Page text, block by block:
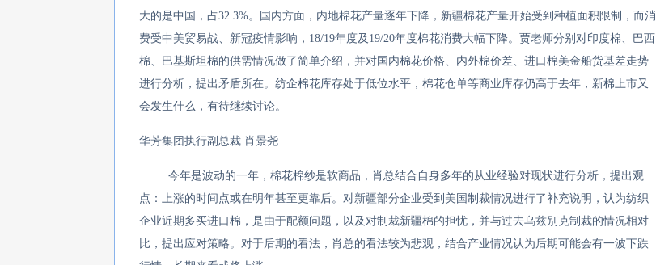
大的是中国，占32.3%。国内方面，内地棉花产量逐年下降，新疆棉花产量开始受到种植面积限制，而消
费受中美贸易战、新冠疫情影响， 18/19年度及 19/20年度棉花消费大幅下降。贾老师分别对印度棉、巴西
棉、巴基斯坦棉的供需情况做了简单介绍，并对国内棉花价格、内外棉价差、进口棉美金船货基差走势
进行分析，提出矛盾所在。纺企棉花库存处于低位水平，棉花仓单等商业库存仍高于去年，新棉上市又
会发生什么，有待继续讨论。
华芳集团执行副总裁 肖景尧
今年是波动的一年，棉花棉纱是软商品，肖总结合自身多年的从业经验对现状进行分析，提出观
点：上涨的时间点或在明年甚至更靠后。对新疆部分企业受到美国制裁情况进行了补充说明，认为纺织
企业近期多买进口棉，是由于配额问题，以及对制裁新疆棉的担忧，并与过去乌兹别克制裁的情况相对
比，提出应对策略。对于后期的看法，肖总的看法较为悲观，结合产业情况认为后期可能会有一波下跌